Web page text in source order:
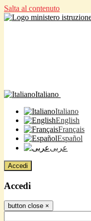
Salta al contenuto
Italiano
Italiano
English
Français
Español
عربى
Accedi
Accedi
button close ×